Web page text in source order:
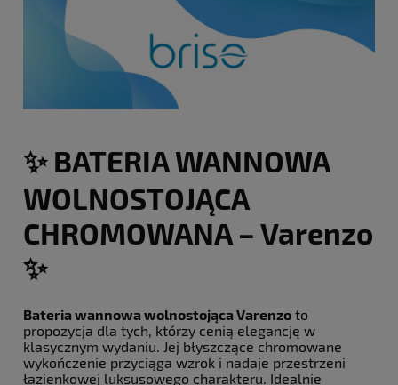
✨ BATERIA WANNOWA
WOLNOSTOJĄCA
CHROMOWANA – Varenzo
✨
Bateria wannowa wolnostojąca Varenzo to
propozycja dla tych, którzy cenią elegancję w
klasycznym wydaniu. Jej błyszczące chromowane
wykończenie przyciąga wzrok i nadaje przestrzeni
łazienkowej luksusowego charakteru. Idealnie